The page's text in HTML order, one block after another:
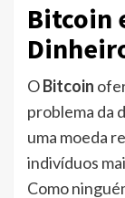
Bitcoin
OBitcoin
problema da
uma moeda
indivíduos
Como